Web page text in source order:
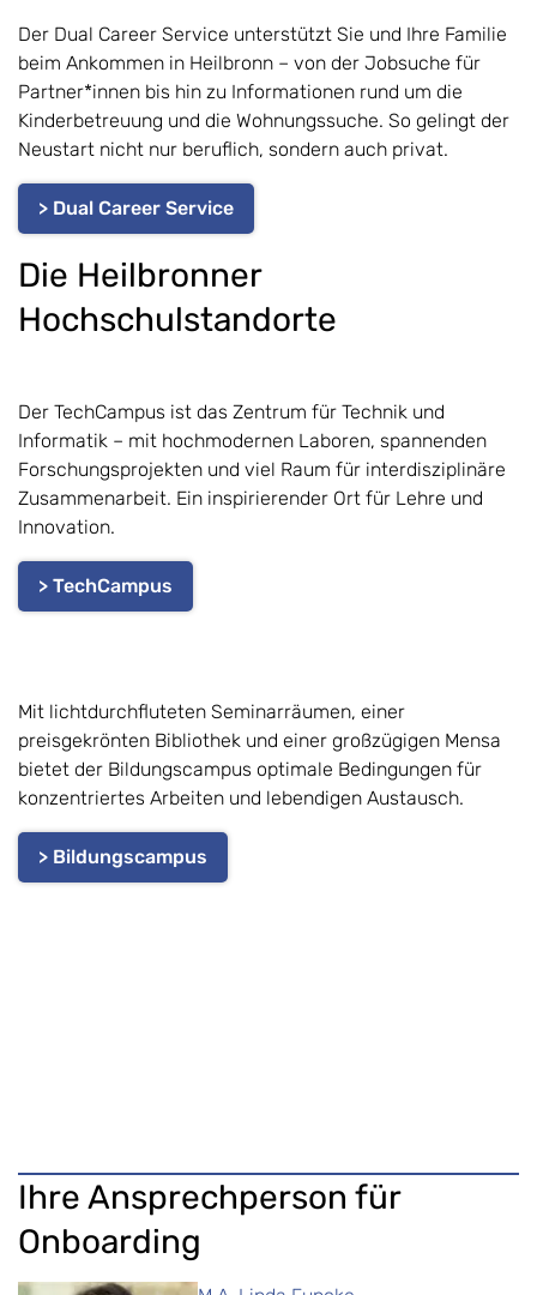
Der Dual Career Service unterstützt Sie und Ihre Familie
beim Ankommen in Heilbronn – von der Jobsuche für
Partner*innen bis hin zu Informationen rund um die
Kinderbetreuung und die Wohnungssuche. So gelingt der
Neustart nicht nur beruflich, sondern auch privat.
> Dual Career Service
Die Heilbronner
Hochschulstandorte
Der TechCampus ist das Zentrum für Technik und
Informatik – mit hochmodernen Laboren, spannenden
Forschungsprojekten und viel Raum für interdisziplinäre
Zusammenarbeit. Ein inspirierender Ort für Lehre und
Innovation.
> TechCampus
Mit lichtdurchfluteten Seminarräumen, einer
preisgekrönten Bibliothek und einer großzügigen Mensa
bietet der Bildungscampus optimale Bedingungen für
konzentriertes Arbeiten und lebendigen Austausch.
> Bildungscampus
Ihre Ansprechperson für
Onboarding